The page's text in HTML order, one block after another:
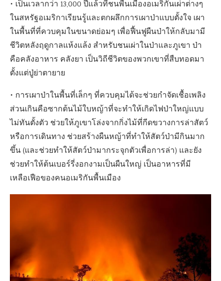
• เป็นเวลากว่า 13,000 ปีแล้วที่ชนพื้นเมืองอเมริกันเผ่าต่างๆ
ในสหรัฐอเมริกาเรียนรู้และตกผลึกการเผาป่าแบบตั้งใจ เผา
ในพื้นที่ที่ควบคุมในขนาดย่อมๆ เพื่อฟื้นฟูผืนป่าให้กลับมามี
ชีวิตหลังฤดูกาลแห้งแล้ง สำหรับชนเผ่าในป่าและภูเขา ป่า
คือคลังอาหาร คลังยา เป็นวิถีชีวิตของพวกเขาที่สืบทอดมา
ตั้งแต่ปู่ย่าตายาย
• การเผาป่าในพื้นที่เล็กๆ ที่ควบคุมได้จะช่วยกำจัดเชื้อเพลิง
ส่วนเกินคือซากต้นไม้ใบหญ้าที่จะทำให้เกิดไฟป่าใหญ่แบบ
ไม่ทันตั้งตัว ช่วยให้ภูเขาโล่งจากกิ่งไม้ที่กีดขวางการล่าสัตว์
หรือการเดินทาง ช่วยสร้างผืนหญ้าที่ทำให้สัตว์ป่ามีกินมาก
ขึ้น (และช่วยทำให้สัตว์ป่ามากระจุกตัวเพื่อการล่า) และยัง
ช่วยทำให้ต้นเบอร์รี่งอกงามเป็นผืนใหญ่ เป็นอาหารที่มี
เหลือเฟือของคนอเมริกันพื้นเมือง